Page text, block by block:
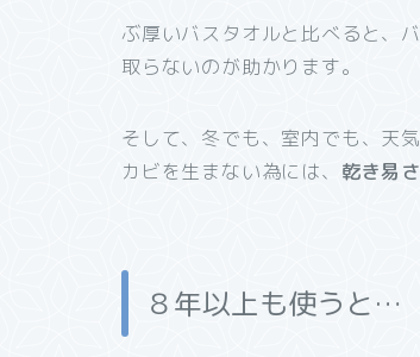
ぶ厚いバスタオルと比べると、
取らないのが助かります。
そして、冬でも、室内でも、天
カビを生まない為には、 乾き易さ
８年以上も使うと…